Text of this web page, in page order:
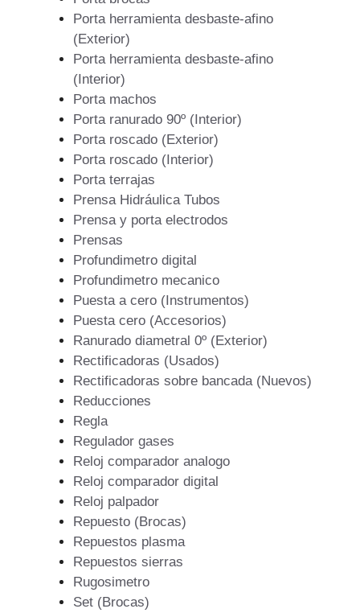
Porta herramienta desbaste-afino
(Exterior)
Porta herramienta desbaste-afino
(Interior)
Porta machos
Porta ranurado 90º (Interior)
Porta roscado (Exterior)
Porta roscado (Interior)
Porta terrajas
Prensa Hidráulica Tubos
Prensa y porta electrodos
Prensas
Profundimetro digital
Profundimetro mecanico
Puesta a cero (Instrumentos)
Puesta cero (Accesorios)
Ranurado diametral 0º (Exterior)
Rectificadoras (Usados)
Rectificadoras sobre bancada (Nuevos)
Reducciones
Regla
Regulador gases
Reloj comparador analogo
Reloj comparador digital
Reloj palpador
Repuesto (Brocas)
Repuestos plasma
Repuestos sierras
Rugosimetro
Set (Brocas)